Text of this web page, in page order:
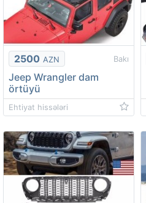
2500 AZN Bakı
Jeep Wrangler dam
örtüyü
Ehtiyat hissələri